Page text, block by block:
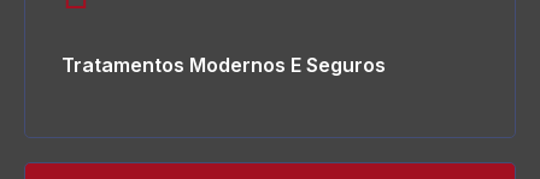
Tratamentos Modernos E Seguros